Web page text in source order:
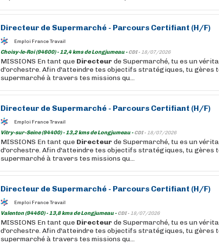
Directeur de Supermarché - Parcours Certifiant (H/F)
Emploi France Travail
Choisy-le-Roi (94600) - 12,4 kms de Longjumeau -CDI - 18/07/2026
MISSIONS En tant que Directeur de Supermarché, tu es un
d'orchestre. Afin d'atteindre tes objectifs stratégiques, tu gères
supermarché à travers tes missions qu...
Directeur de Supermarché - Parcours Certifiant (H/F)
Emploi France Travail
Vitry-sur-Seine (94400) - 13,2 kms de Longjumeau -CDI - 18/07/2026
MISSIONS En tant que Directeur de Supermarché, tu es un
d'orchestre. Afin d'atteindre tes objectifs stratégiques, tu gères
supermarché à travers tes missions qu...
Directeur de Supermarché - Parcours Certifiant (H/F)
Emploi France Travail
Valenton (94460) - 13,8 kms de Longjumeau -CDI - 18/07/2026
MISSIONS En tant que Directeur de Supermarché, tu es un
d'orchestre. Afin d'atteindre tes objectifs stratégiques, tu gères
supermarché à travers tes missions qu...